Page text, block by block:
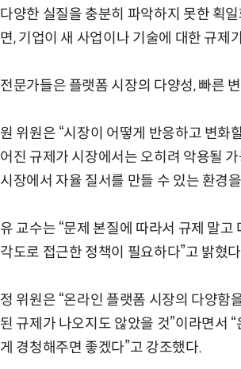
다양한 실질을 충분히 파악하지 못한 획
면, 기업이 새 사업이나 기술에 대한 규제
전문가들은 플랫폼 시장의 다양성, 빠른
원 위원은 “시장이 어떻게 반응하고 변화
어진 규제가 시장에서는 오히려 악용될
시장에서 자율 질서를 만들 수 있는 환경
유 교수는 “문제 본질에 따라서 규제 말
각도로 접근한 정책이 필요하다”고 밝혔
정 위원은 “온라인 플랫폼 시장의 다양함
된 규제가 나오지도 않았을 것”이라면서
게 경청해주면 좋겠다”고 강조했다.